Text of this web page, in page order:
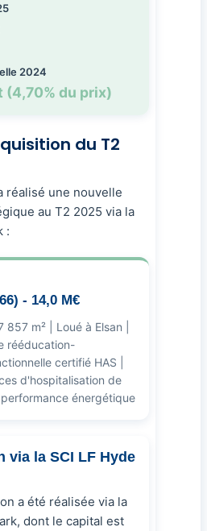
2024
(4,70% du prix)
du T2
réalisé une nouvelle
au T2 2025 via la
:
- 14,0 M€
857 m² | Loué à Elsan |
rééducation-
certifié HAS |
d'hospitalisation de
énergétique
via la SCI LF Hyde
a été réalisée via la
dont le capital est